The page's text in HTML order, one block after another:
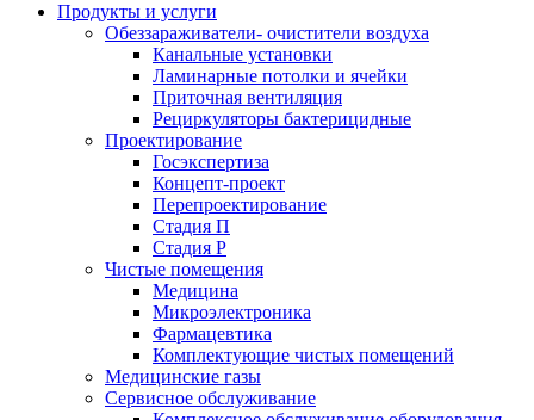
Продукты и услуги
Обеззараживатели- очистители воздуха
Канальные установки
Ламинарные потолки и ячейки
Приточная вентиляция
Рециркуляторы бактерицидные
Проектирование
Госэкспертиза
Концепт-проект
Перепроектирование
Стадия П
Стадия Р
Чистые помещения
Медицина
Микроэлектроника
Фармацевтика
Комплектующие чистых помещений
Медицинские газы
Сервисное обслуживание